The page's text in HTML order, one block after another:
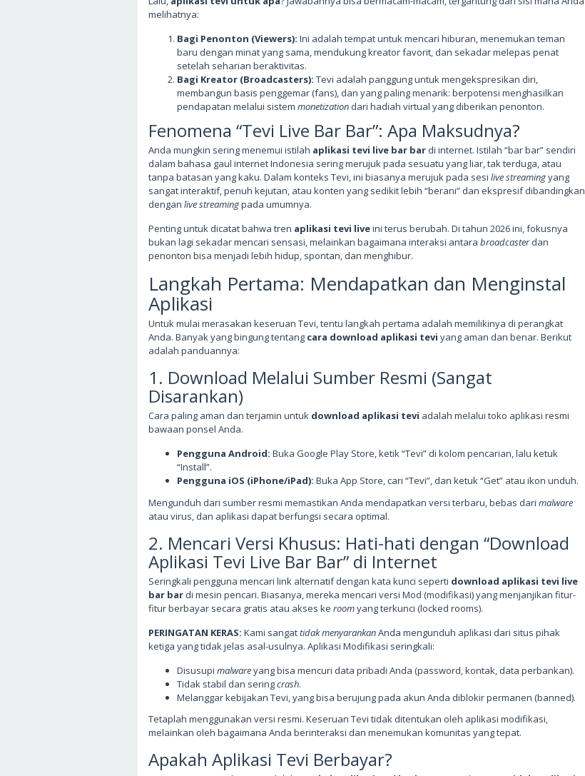
melihatnya:
Bagi Penonton (Viewers): Ini adalah tempat untuk mencari hiburan, menemukan teman
baru dengan minat yang sama, mendukung kreator favorit, dan sekadar melepas penat
setelah seharian beraktivitas.
Bagi Kreator (Broadcasters): Tevi adalah panggung untuk mengekspresikan diri,
membangun basis penggemar (fans), dan yang paling menarik: berpotensi menghasilkan
pendapatan melalui sistem monetizationdari hadiah virtual yang diberikan penonton.
Fenomena “Tevi Live Bar Bar”: Apa Maksudnya?
Anda mungkin sering menemui istilah aplikasi tevi live bar bardi internet. Istilah “bar bar” sendiri
dalam bahasa gaul internet Indonesia sering merujuk pada sesuatu yang liar, tak terduga, atau
tanpa batasan yang kaku. Dalam konteks Tevi, ini biasanya merujuk pada sesi live streamingyang
sangat interaktif, penuh kejutan, atau konten yang sedikit lebih “berani” dan ekspresif dibandingkan
dengan live streamingpada umumnya.
Penting untuk dicatat bahwa tren aplikasi tevi liveini terus berubah. Di tahun 2026 ini, fokusnya
bukan lagi sekadar mencari sensasi, melainkan bagaimana interaksi antara broadcasterdan
penonton bisa menjadi lebih hidup, spontan, dan menghibur.
Langkah Pertama: Mendapatkan dan Menginstal
Aplikasi
Untuk mulai merasakan keseruan Tevi, tentu langkah pertama adalah memilikinya di perangkat
Anda. Banyak yang bingung tentang cara download aplikasi tevi yang aman dan benar. Berikut
adalah panduannya:
1. Download Melalui Sumber Resmi (Sangat
Disarankan)
Cara paling aman dan terjamin untuk download aplikasi tevi adalah melalui toko aplikasi resmi
bawaan ponsel Anda.
Pengguna Android: Buka Google Play Store, ketik “Tevi” di kolom pencarian, lalu ketuk
“Install”.
Pengguna iOS (iPhone/iPad): Buka App Store, cari “Tevi”, dan ketuk “Get” atau ikon unduh.
Mengunduh dari sumber resmi memastikan Anda mendapatkan versi terbaru, bebas dari malware
atau virus, dan aplikasi dapat berfungsi secara optimal.
2. Mencari Versi Khusus: Hati-hati dengan “Download
Aplikasi Tevi Live Bar Bar” di Internet
Seringkali pengguna mencari link alternatif dengan kata kunci seperti download aplikasi tevi live
bar bardi mesin pencari. Biasanya, mereka mencari versi Mod (modifikasi) yang menjanjikan fitur-
fitur berbayar secara gratis atau akses ke roomyang terkunci (locked rooms).
PERINGATAN KERAS: Kami sangattidak menyarankanAnda mengunduh aplikasi dari situs pihak
ketiga yang tidak jelas asal-usulnya. Aplikasi Modifikasi seringkali:
Disusupi malwareyang bisa mencuri data pribadi Anda (password, kontak, data perbankan).
Tidak stabil dan seringcrash.
Melanggar kebijakan Tevi, yang bisa berujung pada akun Anda diblokir permanen (banned).
Tetaplah menggunakan versi resmi. Keseruan Tevi tidak ditentukan oleh aplikasi modifikasi,
melainkan oleh bagaimana Anda berinteraksi dan menemukan komunitas yang tepat.
Apakah Aplikasi Tevi Berbayar?